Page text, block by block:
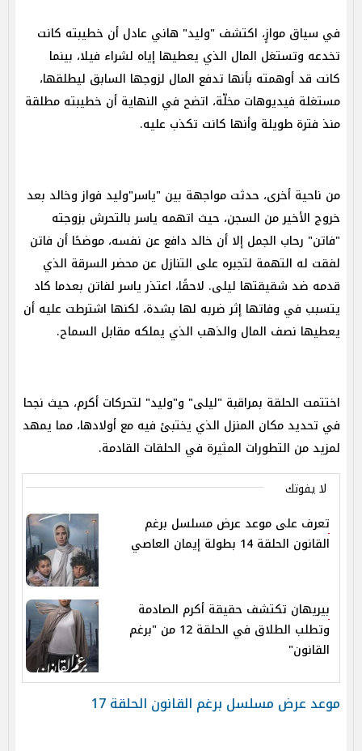
في سياق موازٍ، اكتشف "وليد" هاني عادل أن خطيبته كانت
تخدعه وتستغل المال الذي يعطيها إياه لشراء فيلا، بينما
كانت قد أوهمته بأنها تدفع المال لزوجها السابق ليطلقها،
مستغلة فيديوهات مخلّة، اتضح في النهاية أن خطيبته مطلقة
منذ فترة طويلة وأنها كانت تكذب عليه.
من ناحية أخرى، حدثت مواجهة بين "ياسر"وليد فواز وخالد بعد
خروج الأخير من السجن، حيث اتهمه ياسر بالتحرش بزوجته
"فاتن" رحاب الجمل إلا أن خالد دافع عن نفسه، موضحًا أن فاتن
لفقت له التهمة لتجبره على التنازل عن محضر السرقة الذي
قدمه ضد شقيقتها ليلى. لاحقًا، اعتذر ياسر لفاتن بعدما كاد
يتسبب في وفاتها إثر ضربه لها بشدة، لكنها اشترطت عليه أن
يعطيها نصف المال والذهب الذي يملكه مقابل السماح.
اختتمت الحلقة بمراقبة "ليلى" و"وليد" لتحركات أكرم، حيث نجحا
في تحديد مكان المنزل الذي يختبئ فيه مع أولادها، مما يمهد
لمزيد من التطورات المثيرة في الحلقات القادمة.
لا يفوتك
تعرف على موعد عرض مسلسل برغم
القانون الحلقة 14 بطولة إيمان العاصي
بيريهان تكتشف حقيقة أكرم الصادمة
وتطلب الطلاق في الحلقة 12 من "برغم
القانون"
موعد عرض مسلسل برغم القانون الحلقة 17